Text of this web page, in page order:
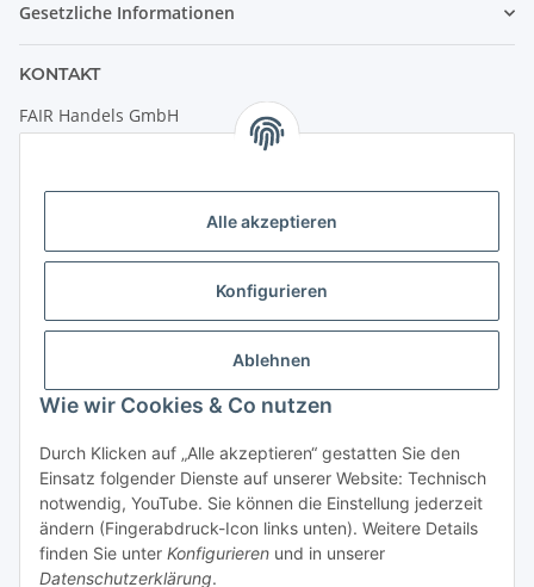
Alle akzeptieren
Konfigurieren
Ablehnen
Wie wir Cookies & Co nutzen
Durch Klicken auf „Alle akzeptieren“ gestatten Sie den
Einsatz folgender Dienste auf unserer Website: Technisch
notwendig, YouTube. Sie können die Einstellung jederzeit
ändern (Fingerabdruck-Icon links unten). Weitere Details
finden Sie unter Konfigurieren und in unserer
Datenschutzerklärung.
Gesetzliche Informationen
KONTAKT
FAIR Handels GmbH
(Weltladen Innsbruck)
6020 Innsbruck
Öffnungszeiten:
Montag - Freitag: 9:30 - 18:00 Uhr
Vertrag widerrufen